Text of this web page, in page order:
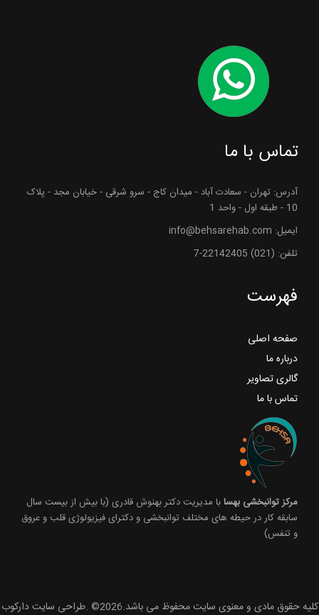
تماس با ما
آدرس: تهران - سعادت آباد - میدان کاج - سرو شرقی - خیابان مجد - پلاک
10 - طبقه اول - واحد 1
ایمیل: info@behsarehab.com
تلفن: (021) 22142405-7
فهرست
صفحه اصلی
درباره ما
گالری تصاویر
تماس با ما
مرکز توانبخشی بهسابا مدیریت دکتر بهنوش قادری (با بیش از بیست سال
سابقه کار در حیطه های مختلف توانبخشی و دکترای فیزیولوژی قلب و عروق
و تنفس)
کلیه حقوق مادی و معنوی سایت محفوظ می باشد.2026© .طراحی سایت دارکوب